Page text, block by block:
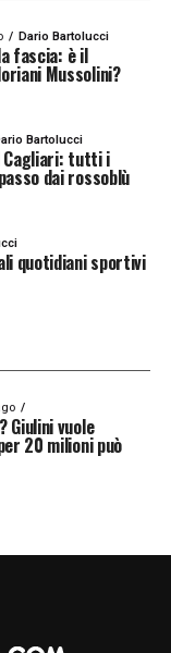
Dario Bartolucci
fascia: è il
Mussolini?
Bartolucci
Cagliari: tutti i
dai rossoblù
quotidiani sportivi
Giulini vuole
20 milioni può